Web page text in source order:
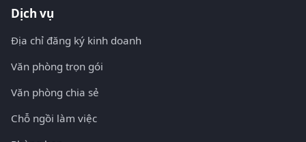
Dịch vụ
Địa chỉ đăng ký kinh doanh
Văn phòng trọn gói
Văn phòng chia sẻ
Chỗ ngồi làm việc